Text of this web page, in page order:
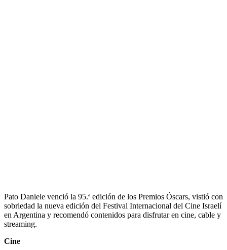
Pato Daniele venció la 95.ª edición de los Premios Óscars, vistió con
sobriedad la nueva edición del Festival Internacional del Cine Israelí
en Argentina y recomendó contenidos para disfrutar en cine, cable y
streaming.
Cine